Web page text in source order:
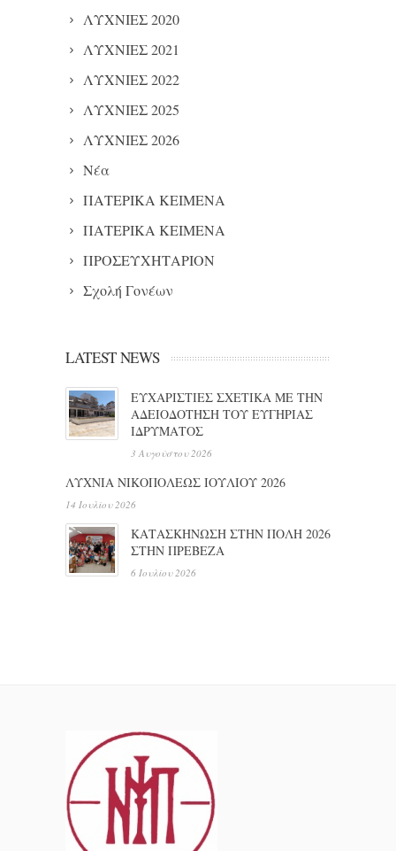
ΛΥΧΝΙΕΣ 2020
ΛΥΧΝΙΕΣ 2021
ΛΥΧΝΙΕΣ 2022
ΛΥΧΝΙΕΣ 2025
ΛΥΧΝΙΕΣ 2026
Νέα
ΠΑΤΕΡΙΚΑ ΚΕΙΜΕΝΑ
ΠΑΤΕΡΙΚΑ ΚΕΙΜΕΝΑ
ΠΡΟΣΕΥΧΗΤΑΡΙΟΝ
Σχολή Γονέων
LATEST NEWS
ΕΥΧΑΡΙΣΤΙΕΣ ΣΧΕΤΙΚΑ ΜΕ ΤΗΝ
ΑΔΕΙΟΔΟΤΗΣΗ ΤΟΥ ΕΥΓΗΡΙΑΣ
ΙΔΡΥΜΑΤΟΣ
3 Αυγούστου 2026
ΛΥΧΝΙΑ ΝΙΚΟΠΟΛΕΩΣ ΙΟΥΛΙΟΥ 2026
14 Ιουλίου 2026
ΚΑΤΑΣΚΗΝΩΣΗ ΣΤΗΝ ΠΟΛΗ 2026
ΣΤΗΝ ΠΡΕΒΕΖΑ
6 Ιουλίου 2026